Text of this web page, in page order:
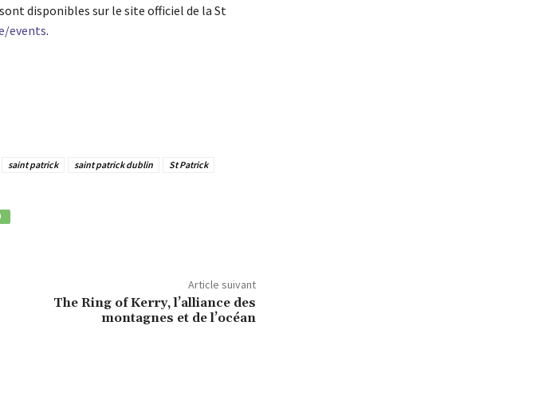
disponibles sur le site officiel de la St
events.
saint patrick saint patrick dublin
St Patrick
Article suivant
The Ring of Kerry, l’alliance des
montagnes et de l’océan